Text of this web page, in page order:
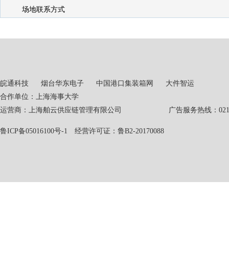
场地联系方式
皖通科技 烟台华东电子 中国港口集装箱网
大件智运
合作单位：上海海事大学
运营商：上海舶云供应链管理有限公司 广告服务热线：021-
鲁ICP备05016100号-1 经营许可证：鲁B2-20170088